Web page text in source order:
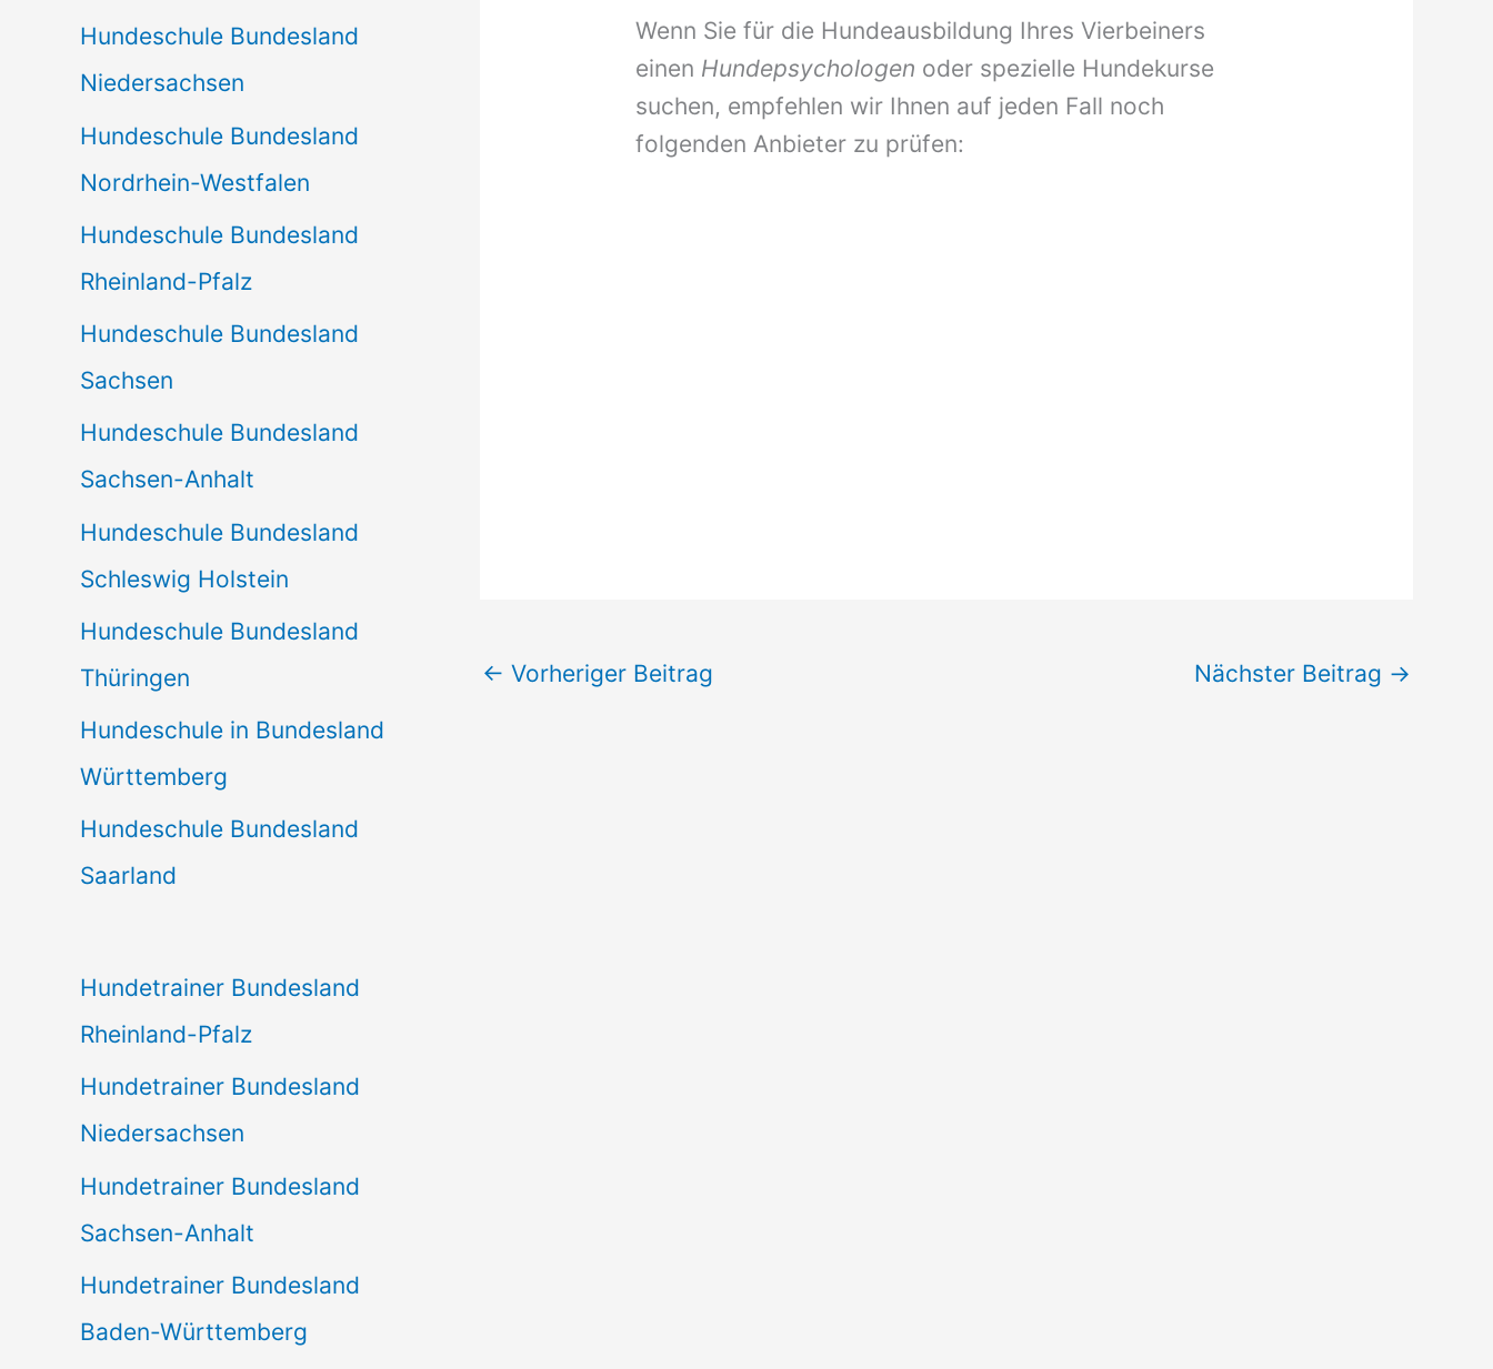
Hundeschule Bundesland
Niedersachsen
Hundeschule Bundesland
Nordrhein-Westfalen
Hundeschule Bundesland
Rheinland-Pfalz
Hundeschule Bundesland
Sachsen
Hundeschule Bundesland
Sachsen-Anhalt
Hundeschule Bundesland
Schleswig Holstein
Hundeschule Bundesland
Thüringen
Hundeschule in Bundesland
Württemberg
Hundeschule Bundesland
Saarland
Hundetrainer Bundesland
Rheinland-Pfalz
Hundetrainer Bundesland
Niedersachsen
Hundetrainer Bundesland
Sachsen-Anhalt
Hundetrainer Bundesland
Baden-Württemberg
Wenn Sie für die Hundeausbildung Ihres Vierbeiners
einen Hundepsychologen oder spezielle Hundekurse
suchen, empfehlen wir Ihnen auf jeden Fall noch
folgenden Anbieter zu prüfen:
← Vorheriger Beitrag Nächster Beitrag →